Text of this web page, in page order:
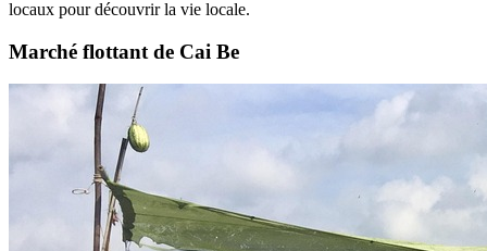
locaux pour découvrir la vie locale.
Marché flottant de Cai Be